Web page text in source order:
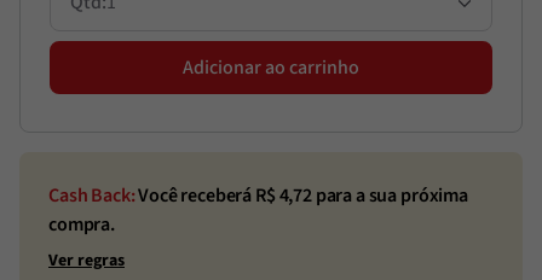
Adicionar ao carrinho
Cash Back:Você receberá R$4,72para a sua próxima
compra.
Ver regras